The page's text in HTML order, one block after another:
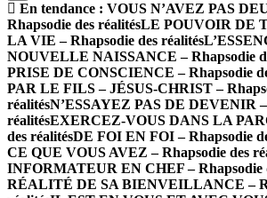
En tendance : VOUS N’AVEZ PAS
Rhapsodie des réalitésLE POUVOIR DE
LA VIE – Rhapsodie des réalités
NOUVELLE NAISSANCE – Rhapsodie
PRISE DE CONSCIENCE – Rhapsodie
PAR LE FILS – JÉSUS-CHRIST –
réalitésN’ESSAYEZ PAS DE DEVENIR –
réalitésEXERCEZ-VOUS DANS LA
des réalitésDE FOI EN FOI – Rhapsodie
CE QUE VOUS AVEZ – Rhapsodie des
INFORMATEUR EN CHEF – Rhapsodie
RÉALITÉ DE SA BIENVEILLANCE –